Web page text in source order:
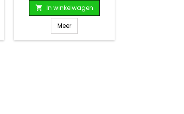
 In winkelwagen
Meer